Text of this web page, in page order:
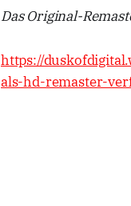
Das Original-
https://
als-hd-remaster-